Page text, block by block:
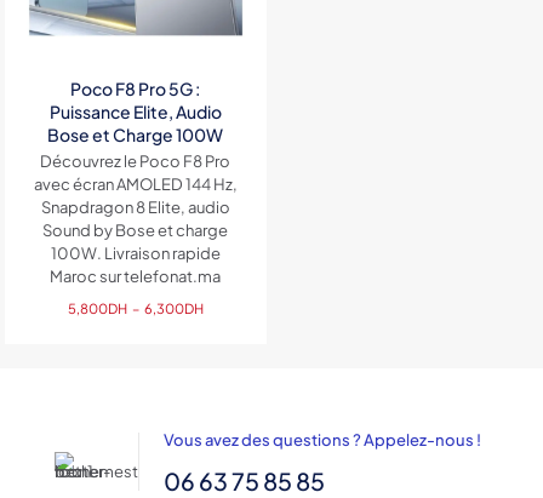
Poco F8 Pro 5G :
Puissance Elite, Audio
Bose et Charge 100W
Découvrez le Poco F8 Pro
avec écran AMOLED 144 Hz,
Snapdragon 8 Elite, audio
Sound by Bose et charge
100W. Livraison rapide
Maroc sur telefonat.ma
5,800DH – 6,300DHPlage
Vous avez des questions ? Appelez-nous !
06 63 75 85 85